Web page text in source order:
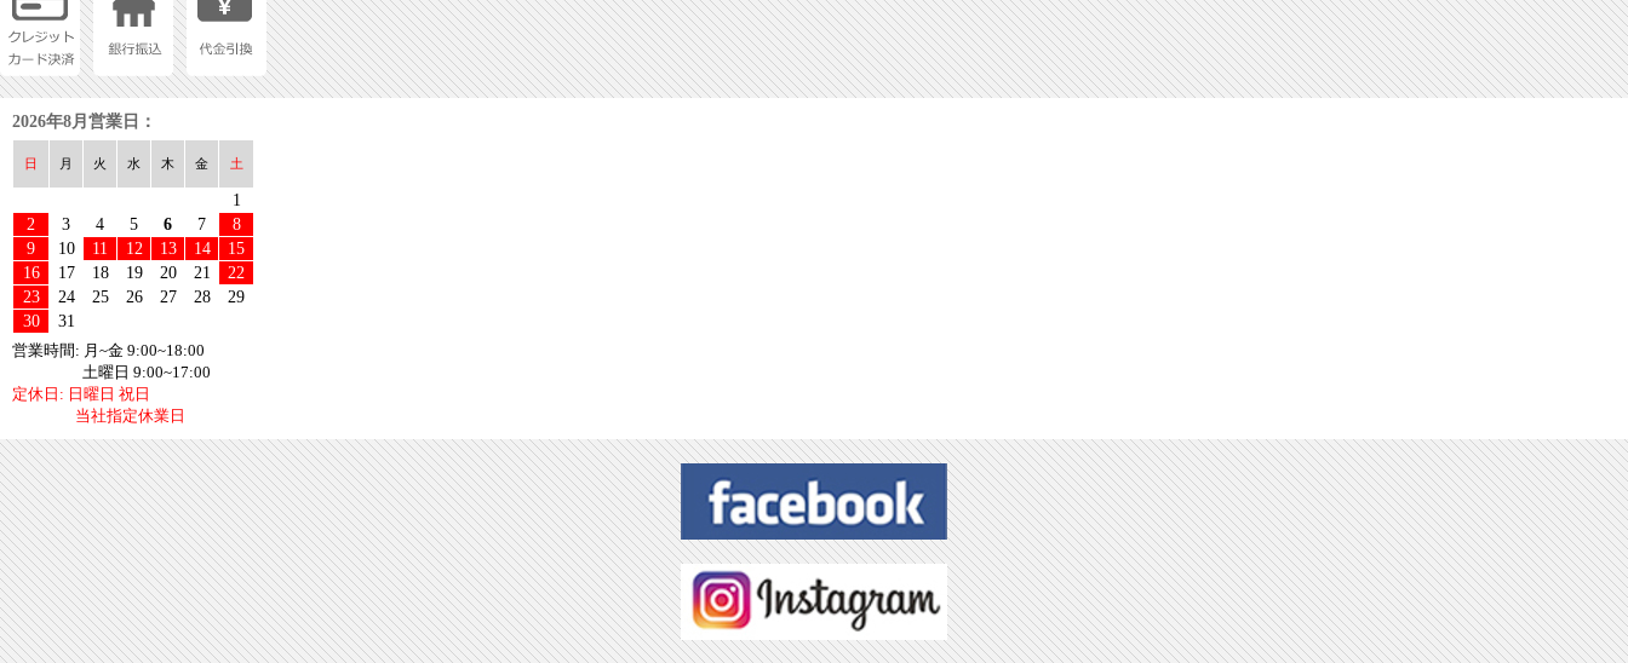
2026年8月営業日：
日 月 火 水 木 金 土
1
2
3 4 5 6 7
8
9
10 11 12 13 14
15
16
17 18 19 20 21
22
23
24 25 26 27 28
29
30
31
営業時間: 月~金 9:00~18:00
土曜日 9:00~17:00
定休日: 日曜日 祝日
当社指定休業日